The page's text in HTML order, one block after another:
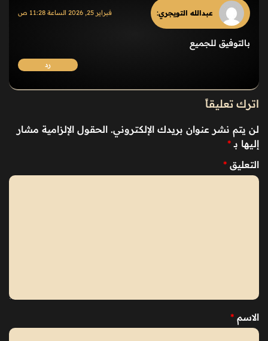
عبدالله التويجري: فبراير 25, 2026 الساعة 11:28 ص
بالتوفيق للجميع
رد
اترك تعليقاً
لن يتم نشر عنوان بريدك الإلكتروني. الحقول الإلزامية مشار
إليها بـ *
التعليق *
الاسم *